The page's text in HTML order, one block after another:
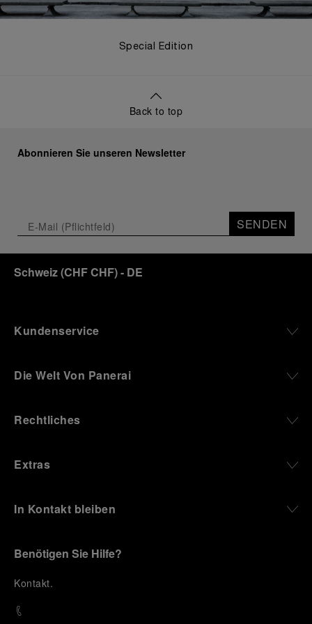
Special Edition
Back to top
Abonnieren Sie unseren Newsletter
SENDEN
Schweiz(CHF CHF)- DE
Kundenservice
Die Welt Von Panerai
Rechtliches
Extras
In Kontakt bleiben
Benötigen Sie Hilfe?
Kontakt.